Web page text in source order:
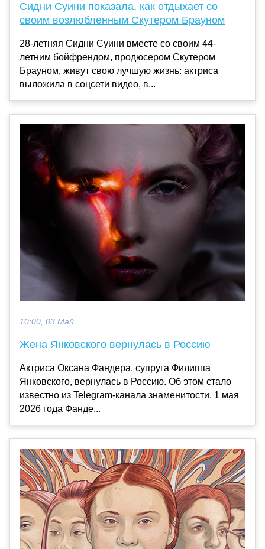
Сидни Суини показала, как отдыхает со
своим возлюбленным Скутером Брауном
28-летняя Сидни Суини вместе со своим 44-
летним бойфрендом, продюсером Скутером
Брауном, живут свою лучшую жизнь: актриса
выложила в соцсети видео, в...
10:00, 03 Май
Жена Янковского вернулась в Россию
Актриса Оксана Фандера, супруга Филиппа
Янковского, вернулась в Россию. Об этом стало
известно из Telegram-канала знаменитости. 1 мая
2026 года Фанде...